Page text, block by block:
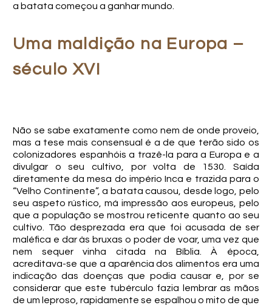
a batata começou a ganhar mundo.
Uma maldição na Europa –
século XVI
Não se sabe exatamente como nem de onde proveio,
mas a tese mais consensual é a de que terão sido os
colonizadores espanhóis a trazê-la para a Europa e a
divulgar o seu cultivo, por volta de 1530. Saída
diretamente da mesa do império Inca e trazida para o
“Velho Continente”, a batata causou, desde logo, pelo
seu aspeto rústico, má impressão aos europeus, pelo
que a população se mostrou reticente quanto ao seu
cultivo. Tão desprezada era que foi acusada de ser
maléfica e dar às bruxas o poder de voar, uma vez que
nem sequer vinha citada na Bíblia. À época,
acreditava-se que a aparência dos alimentos era uma
indicação das doenças que podia causar e, por se
considerar que este tubérculo fazia lembrar as mãos
de um leproso, rapidamente se espalhou o mito de que